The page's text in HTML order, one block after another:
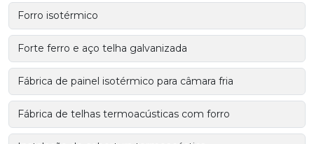
Forro isotérmico
Forte ferro e aço telha galvanizada
Fábrica de painel isotérmico para câmara fria
Fábrica de telhas termoacústicas com forro